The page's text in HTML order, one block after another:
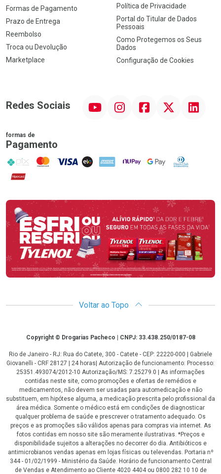
Formas de Pagamento
Prazo de Entrega
Reembolso
Troca ou Devolução
Marketplace
Política de Privacidade
Portal do Titular de Dados
Pessoais
Como Protegemos os Seus
Dados
Configuração de Cookies
Redes Sociais InstagramFacebook Linkedin
formas de
Pagamento
PIX MasterCard
VISA ELO AMEX NuPay Google PayDiners Club
Hipercard
Promoção em Destaque
Voltar ao Topo
CopyrightCopyright © Drogarias Pacheco | CNPJ: 33.438.250/0187-08
Rio de Janeiro - RJ: Rua do Catete, 300 - Catete - CEP: 22220-000 | Gabriele
Giovanelli - CRF 28127 | 24 horas| Autorização de funcionamento: Processo:
25351.493074/2012-10 Autorização/MS: 7.25279.0 | As informações
contidas neste site, como promoções e ofertas de remédios e
medicamentos, não devem ser usadas para automedicação e não
substituem, em hipótese alguma, a medicação prescrita pelo profissional da
área médica. Somente o médico está em condições de diagnosticar
qualquer problema de saúde e prescrever o tratamento adequado. Os
preços e as promoções são válidos apenas para compras via internet. As
fotos contidas em nosso site são meramente ilustrativas. *Preços e
disponibilidade sujeitos a alterações no decorrer do dia. Antibióticos e
antimicrobianos vendas apenas em lojas físicas ou televendas. Portaria nº
344 - 01/02/1999 - Ministério da Saúde. Horário de funcionamento Central
de Vendas e Atendimento ao Cliente 4020 4404 ou 0800 282 10 10 de